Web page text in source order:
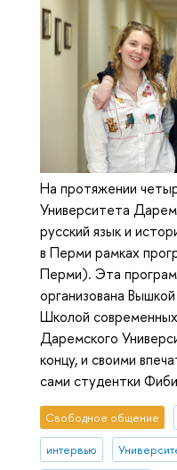
На протяжении
Университета
русский язык и
в Перми рамках
Перми). Эта
организована
Школой современных
Даремского
концу, и своими
сами студентки
Свободное общение
интервью